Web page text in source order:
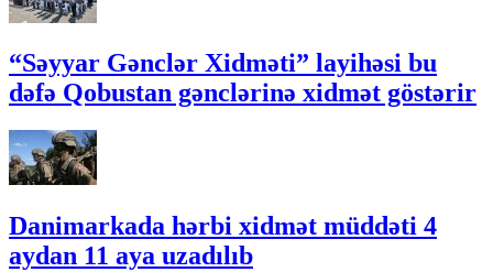
“Səyyar Gənclər Xidməti” layihəsi bu
dəfə Qobustan gənclərinə xidmət göstərir
Danimarkada hərbi xidmət müddəti 4
aydan 11 aya uzadılıb